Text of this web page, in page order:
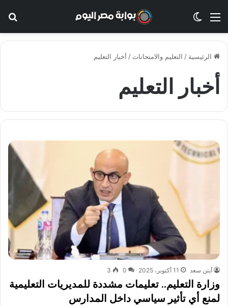
القائمة الوضع المظلم
الرئيسية / التعليم والامتحانات / أخبار التعليم
أخبار التعليم
أيتن سعد 11 أكتوبر، 2025 0
3
وزارة التعليم.. تعليمات مشددة للمديريات التعليمية
لمنع أي تأثير سياسي داخل المدارس